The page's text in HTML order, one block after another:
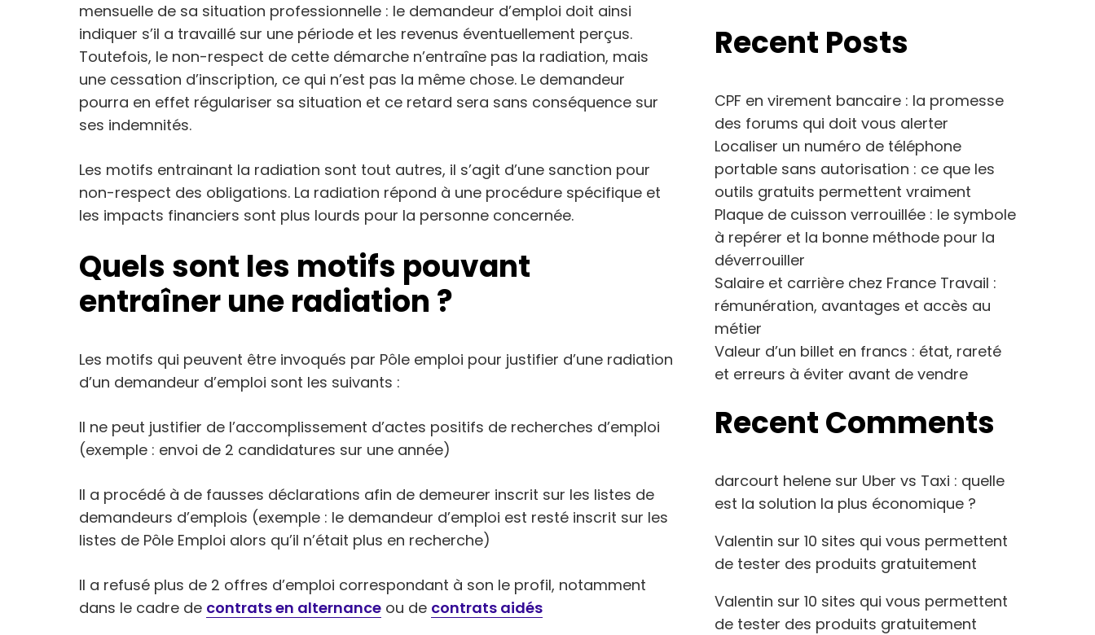
mensuelle de sa situation professionnelle : le demandeur d’emploi doit ainsi
indiquer s’il a travaillé sur une période et les revenus éventuellement perçus.
Toutefois, le non-respect de cette démarche n’entraîne pas la radiation, mais
une cessation d’inscription, ce qui n’est pas la même chose. Le demandeur
pourra en effet régulariser sa situation et ce retard sera sans conséquence sur
ses indemnités.
Les motifs entrainant la radiation sont tout autres, il s’agit d’une sanction pour
non-respect des obligations. La radiation répond à une procédure spécifique et
les impacts financiers sont plus lourds pour la personne concernée.
Quels sont les motifs pouvant
entraîner une radiation ?
Les motifs qui peuvent être invoqués par Pôle emploi pour justifier d’une radiation
d’un demandeur d’emploi sont les suivants :
Il ne peut justifier de l’accomplissement d’actes positifs de recherches d’emploi
(exemple : envoi de 2 candidatures sur une année)
Il a procédé à de fausses déclarations afin de demeurer inscrit sur les listes de
demandeurs d’emplois (exemple : le demandeur d’emploi est resté inscrit sur les
listes de Pôle Emploi alors qu’il n’était plus en recherche)
Il a refusé plus de 2 offres d’emploi correspondant à son le profil, notamment
dans le cadre de contrats en alternance ou de contrats aidés
Recent Posts
CPF en virement bancaire : la promesse
des forums qui doit vous alerter
Localiser un numéro de téléphone
portable sans autorisation : ce que les
outils gratuits permettent vraiment
Plaque de cuisson verrouillée : le symbole
à repérer et la bonne méthode pour la
déverrouiller
Salaire et carrière chez France Travail :
rémunération, avantages et accès au
métier
Valeur d’un billet en francs : état, rareté
et erreurs à éviter avant de vendre
Recent Comments
darcourt helene sur Uber vs Taxi : quelle
est la solution la plus économique ?
Valentin sur 10 sites qui vous permettent
de tester des produits gratuitement
Valentin sur 10 sites qui vous permettent
de tester des produits gratuitement